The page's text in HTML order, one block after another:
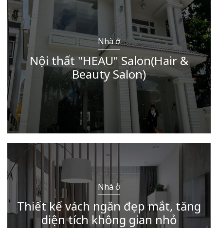
Nhà ở
Nội thất "HEAU" Salon(Hair &
Beauty Salon)
Nhà ở
Thiết kế vách ngăn đẹp mắt, tăng
diện tích không gian nhỏ